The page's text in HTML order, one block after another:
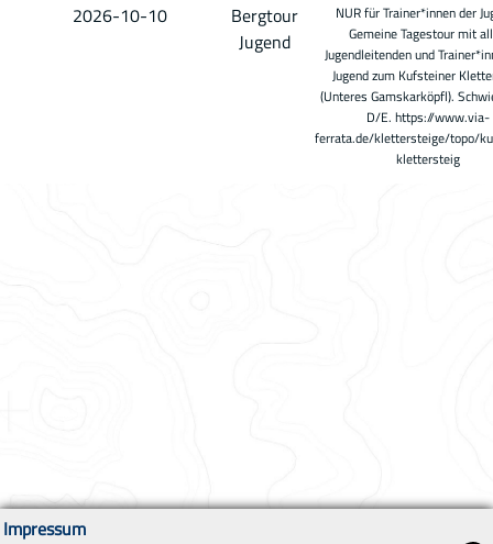
2026-10-10
Bergtour
Jugend
NUR für Trainer*innen der
Gemeine Tagestour mit
Jugendleitenden und
Jugend zum Kufsteiner
(Unteres Gamskarköpfl).
D/E. https://www.via-
ferrata.de/klettersteige/topo/
klettersteig
Impressum